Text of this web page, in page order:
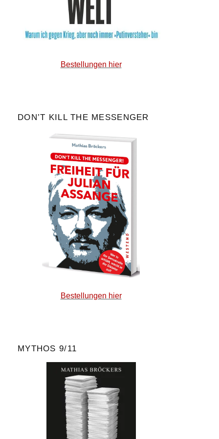
Bestellungen hier
DON’T KILL THE MESSENGER
Bestellungen hier
MYTHOS 9/11